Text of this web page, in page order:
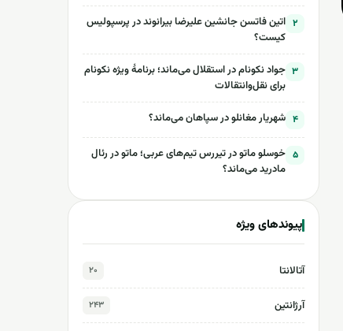
۲ اتین فاتسن جانشین علیرضا بیرانوند در پرسپولیس
کیست؟
۳ جواد نکونام در استقلال می‌ماند؛ برنامۀ ویژه نکونام
برای نقل‌وانتقالات
۴ شهریار مغانلو در سپاهان می‌ماند؟
۵ خوسلو ماتو در تیررس تیم‌های عربی؛ ماتو در رئال
مادرید می‌ماند؟
پیوندهای ویژه
آتالانتا ۲۰
آرژانتین ۲۴۳